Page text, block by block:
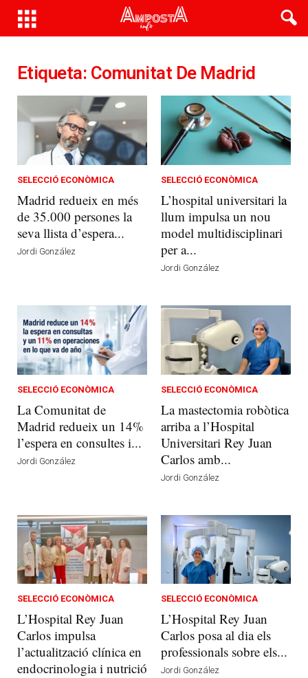
Etiqueta: Comunitat De Madrid
SELECCIÓ ECONÒMICA
Madrid redueix en més
de 35.000 persones la
seva llista d’espera...
Jordi González
SELECCIÓ ECONÒMICA
L’hospital universitari la
llum impulsa un nou
model multidisciplinari
per a...
Jordi González
SELECCIÓ ECONÒMICA
La Comunitat de
Madrid redueix un 14%
l’espera en consultes i...
Jordi González
SELECCIÓ ECONÒMICA
La mastectomia robòtica
arriba a l’Hospital
Universitari Rey Juan
Carlos amb...
Jordi González
SELECCIÓ ECONÒMICA
L’Hospital Rey Juan
Carlos impulsa
l’actualització clínica en
endocrinologia i nutrició
SELECCIÓ ECONÒMICA
L’Hospital Rey Juan
Carlos posa al dia els
professionals sobre els...
Jordi González